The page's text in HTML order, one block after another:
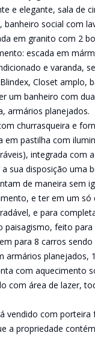
e elegante, sala de
banheiro social com
em granito com 2
escada em
e varanda,
Closet amplo,
um banheiro com
armários planejados.
churrasqueira e
em pastilha com
integrada com
sua disposição uma
de maneira sem
e ter em um
e para
paisagismo, feito
para 8 carros
armários planejados,
com aquecimento
com área de lazer,
vendido com
a propriedade